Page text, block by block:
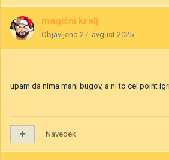
magični kralj
Objavljeno 27. avgust 2025
upam da nima manj bugov, a ni to cel point
Navedek